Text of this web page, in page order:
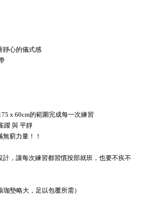
靜心的儀式感
x 60cm的範圍完成每一次練習
躍 與 平靜
窮力量！！
計，讓每次練習都習慣按部就班，也要不疾不
珈墊略大，足以包覆所需）